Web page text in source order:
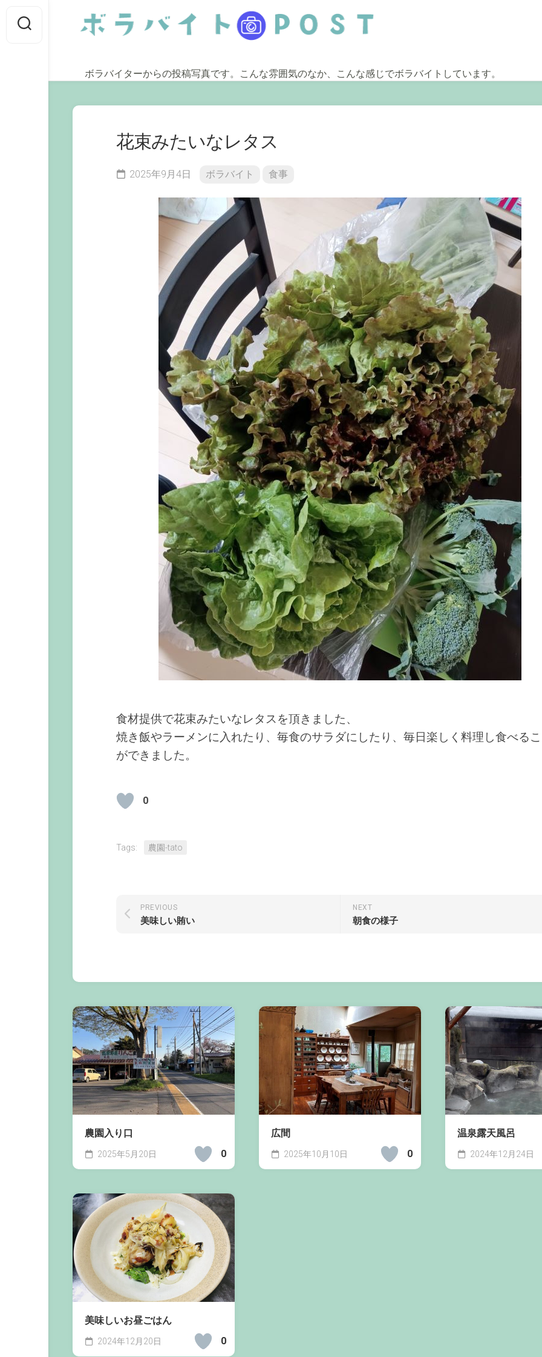
content
ボラバイターからの投稿写真です。こんな雰囲気のなか、こんな感じでボラバイトしています。
花束みたいなレタス
2025年9月4日 ボラバイト 食事
食材提供で花束みたいなレタスを頂きました、
焼き飯やラーメンに入れたり、毎食のサラダにしたり、毎日楽しく料理し食べる
ができました。
0
Tags: 農園-tato
NEXT
朝食の様子
PREVIOUS
美味しい賄い
農園入り口
0
2025年5月20日
広間
0
2025年10月10日
温泉露天風呂
2024年12月24日
美味しいお昼ごはん
0
2024年12月20日